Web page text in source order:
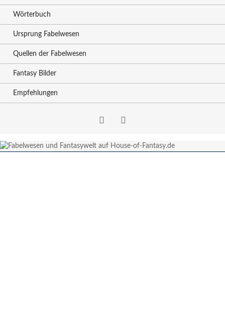
Wörterbuch
Ursprung Fabelwesen
Quellen der Fabelwesen
Fantasy Bilder
Empfehlungen